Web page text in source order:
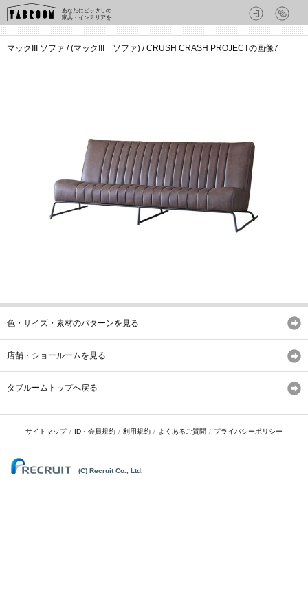
あなたにピッタリの
家具・インテリアを
マックIII ソファ / (マックIII ソファ) / CRUSH CRASH PROJECTの画像7
色・サイズ・素材のパターンを見る
店舗・ショールームを見る
タブルームトップへ戻る
サイトマップ ID・会員規約 利用規約 よくあるご質問 プライバシーポリシー
(C) Recruit Co., Ltd.